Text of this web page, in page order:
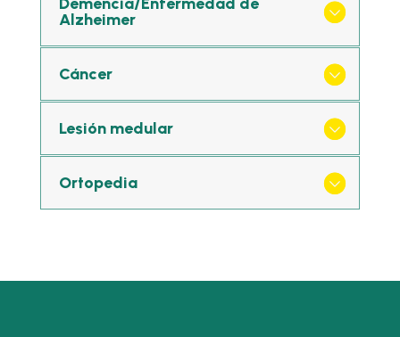
Alzheimer
Cáncer
Lesión medular
Ortopedia